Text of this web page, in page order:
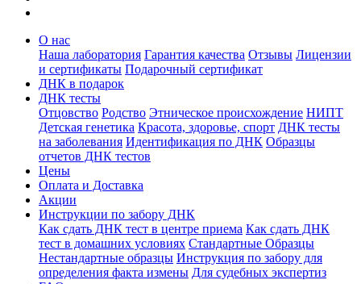
О нас
Наша лаборатория Гарантия качества Отзывы Лицензии
и сертификаты Подарочный сертификат
ДНК в подарок
ДНК тесты
Отцовство Родство Этническое происхождение НИПТ
Детская генетика Красота, здоровье, спорт ДНК тесты
на заболевания Идентификация по ДНК Образцы
отчетов ДНК тестов
Цены
Оплата и Доставка
Акции
Инструкции по забору ДНК
Как сдать ДНК тест в центре приема Как сдать ДНК
тест в домашних условиях Стандартные Образцы
Нестандартные образцы Инструкция по забору для
определения факта измены Для судебных экспертиз